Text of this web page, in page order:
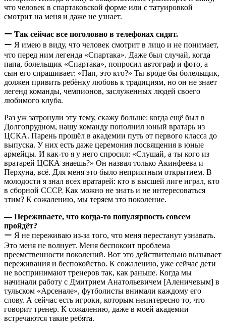
что человек в спартаковской форме или с татуировкой
смотрит на меня и даже не узнает.
ー Так сейчас все поголовно в телефонах сидят.
ー Я имею в виду, что человек смотрит в лицо и не понимает,
что перед ним легенда «Спартака». Даже был случай, когда
папа, болельщик «Спартака», попросил автограф и фото, а
сын его спрашивает: «Пап, это кто?» Ты вроде бы болельщик,
должен привить ребёнку любовь к традициям, но он не знает
легенд команды, чемпионов, заслуженных людей своего
любимого клуба.
Раз уж затронули эту тему, скажу больше: когда ещё был в
Долгопрудном, нашу команду пополнил юный вратарь из
ЦСКА. Парень прошёл в академии путь от первого класса до
выпуска. У них есть даже церемония посвящения в юные
армейцы. И как-то я у него спросил: «Слушай, а ты кого из
вратарей ЦСКА знаешь?» Он назвал только Акинфеева и
Перхуна, всё. Для меня это было неприятным открытием. В
молодости я знал всех вратарей: кто в высшей лиге играл, кто
в сборной СССР. Как можно не знать и не интересоваться
этим? К сожалению, мы теряем это поколение.
— Переживаете, что когда-то популярность совсем
пройдёт?
ー Я не переживаю из-за того, что меня перестанут узнавать.
Это меня не волнует. Меня беспокоит проблема
преемственности поколений. Вот это действительно вызывает
переживания и беспокойство. К сожалению, уже сейчас дети
не воспринимают тренеров так, как раньше. Когда мы
начинали работу с Дмитрием Анатольевичем [Аленичевым] в
тульском «Арсенале», футболисты внимали каждому его
слову. А сейчас есть игроки, которым неинтересно то, что
говорит тренер. К сожалению, даже в моей академии
встречаются такие ребята.